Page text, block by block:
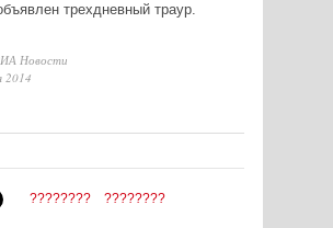
трехдневный траур.
Новости
2014
???????? ????????